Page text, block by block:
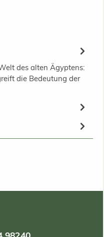
des alten Ägyptens:
die Bedeutung der
98240